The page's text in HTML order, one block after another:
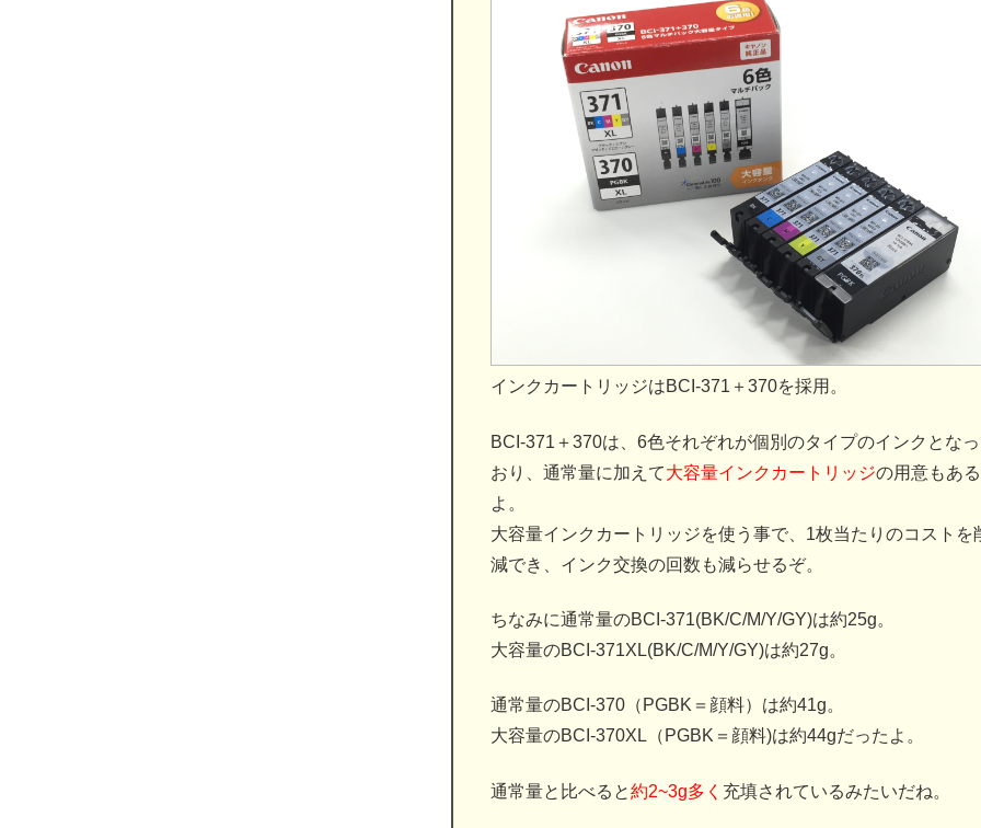
インクカートリッジはBCI-371＋370を採用。
BCI-371＋370は、6色それぞれが個別のタイプのインクとな
おり、通常量に加えて大容量インクカートリッジの用意もある
よ。
大容量インクカートリッジを使う事で、1枚当たりのコストを
減でき、インク交換の回数も減らせるぞ。
ちなみに通常量のBCI-371(BK/C/M/Y/GY)は約25g。
大容量のBCI-371XL(BK/C/M/Y/GY)は約27g。
通常量のBCI-370（PGBK＝顔料）は約41g。
大容量のBCI-370XL（PGBK＝顔料)は約44gだったよ。
通常量と比べると約2~3g多く 充填されているみたいだね。